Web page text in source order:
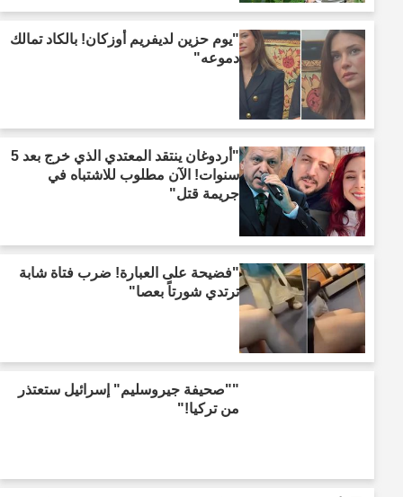
"يوم حزين لديفريم أوزكان! بالكاد تمالك
دموعه"
"أردوغان ينتقد المعتدي الذي خرج بعد 5
سنوات! الآن مطلوب للاشتباه في
جريمة قتل"
"فضيحة على العبارة! ضرب فتاة شابة
ترتدي شورتاً بعصا"
""صحيفة جيروسليم" إسرائيل ستعتذر
من تركيا!"